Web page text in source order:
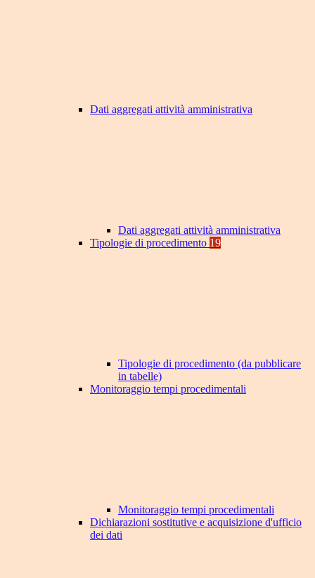
Dati aggregati attività amministrativa
Dati aggregati attività amministrativa
Tipologie di procedimento 19
Tipologie di procedimento (da pubblicare
in tabelle)
Monitoraggio tempi procedimentali
Monitoraggio tempi procedimentali
Dichiarazioni sostitutive e acquisizione d'ufficio
dei dati